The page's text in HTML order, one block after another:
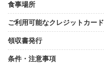
食事場所
ご利用可能なクレジットカード
領収書発行
条件・注意事項